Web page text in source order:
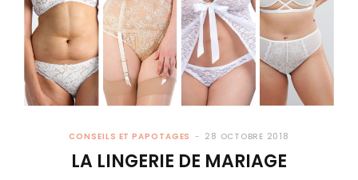
CONSEILS ET PAPOTAGES 28 OCTOBRE 2018
LA LINGERIE DE MARIAGE